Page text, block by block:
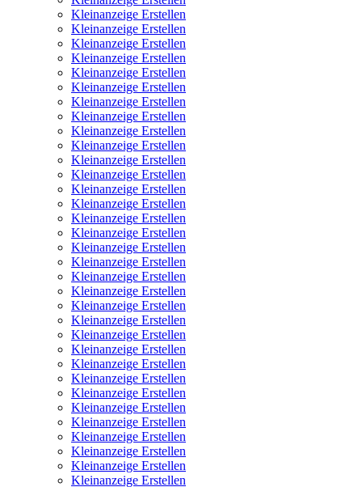
Kleinanzeige Erstellen
Kleinanzeige Erstellen
Kleinanzeige Erstellen
Kleinanzeige Erstellen
Kleinanzeige Erstellen
Kleinanzeige Erstellen
Kleinanzeige Erstellen
Kleinanzeige Erstellen
Kleinanzeige Erstellen
Kleinanzeige Erstellen
Kleinanzeige Erstellen
Kleinanzeige Erstellen
Kleinanzeige Erstellen
Kleinanzeige Erstellen
Kleinanzeige Erstellen
Kleinanzeige Erstellen
Kleinanzeige Erstellen
Kleinanzeige Erstellen
Kleinanzeige Erstellen
Kleinanzeige Erstellen
Kleinanzeige Erstellen
Kleinanzeige Erstellen
Kleinanzeige Erstellen
Kleinanzeige Erstellen
Kleinanzeige Erstellen
Kleinanzeige Erstellen
Kleinanzeige Erstellen
Kleinanzeige Erstellen
Kleinanzeige Erstellen
Kleinanzeige Erstellen
Kleinanzeige Erstellen
Kleinanzeige Erstellen
Kleinanzeige Erstellen